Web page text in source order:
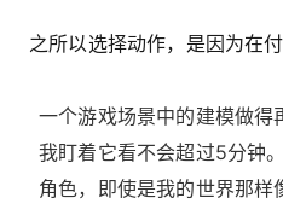
之所以选择动作，是因为在付
一个游戏场景中的建模做得
我盯着它看不会超过5分钟
角色，即使是我的世界那样